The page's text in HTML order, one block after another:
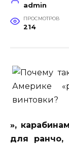
admin
ПРОСМОТРОВ
214
»,
для ранчо,